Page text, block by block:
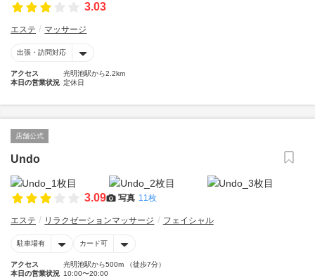
3.03
エステ マッサージ
出張・訪問対応
アクセス
光明池駅から2.2km
本日の営業状況 定休日
店舗公式
Undo
3.09 写真 11枚
エステ リラクゼーションマッサージ フェイシャル
駐車場有 カード可
アクセス
光明池駅から500m （徒歩7分）
本日の営業状況 10:00〜20:00